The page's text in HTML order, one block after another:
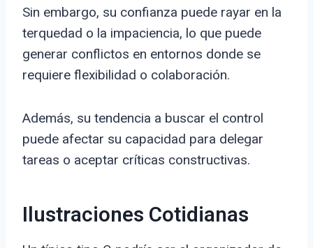
Sin embargo, su confianza puede rayar en la
terquedad o la impaciencia, lo que puede
generar conflictos en entornos donde se
requiere flexibilidad o colaboración.
Además, su tendencia a buscar el control
puede afectar su capacidad para delegar
tareas o aceptar críticas constructivas.
Ilustraciones Cotidianas